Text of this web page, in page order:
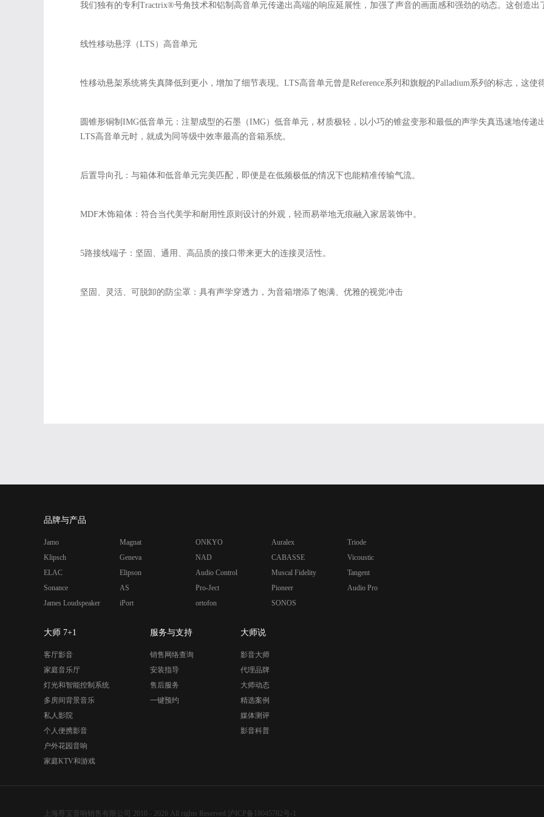
我们独有的专利Tractrix®号角技术和铝制高音单元传递出高端的响应延展性，加强了声音的画面感和强劲的动态。这创造出
线性移动悬浮（LTS）高音单元
性移动悬架系统将失真降低到更小，增加了细节表现。LTS高音单元曾是Reference系列和旗舰的Palladium系列的标志，这使
圆锥形铜制IMG低音单元： 注塑成型的石墨（IMG）低音单元，材质极轻，以小巧的锥盆变形和最低的声学失真迅速地传递
LTS高音单元时，就成为同等级中效率最高的音箱系统。
后置导向孔： 与箱体和低音单元完美匹配，即便是在低频极低的情况下也能精准传输气流。
MDF木饰箱体： 符合当代美学和耐用性原则设计的外观，轻而易举地无痕融入家居装饰中。
5路接线端子： 坚固、通用、高品质的接口带来更大的连接灵活性。
坚固、灵活、可脱卸的防尘罩： 具有声学穿透力，为音箱增添了饱满、优雅的视觉冲击
品牌与产品
Jamo
Klipsch
ELAC
Sonance
James Loudspeaker
Magnat
Geneva
Elipson
AS
iPort
ONKYO
NAD
Audio Control
Pro-Ject
ortofon
Auralex
CABASSE
Muscal Fidelity
Pioneer
SONOS
Triode
Vicoustic
Tangent
Audio Pro
大师 7+1
客厅影音
家庭音乐厅
灯光和智能控制系统
多房间背景音乐
私人影院
个人便携影音
户外花园音响
家庭KTV和游戏
服务与支持
销售网络查询
安装指导
售后服务
一键预约
大师说
影音大师
代理品牌
大师动态
精选案例
媒体测评
影音科普
上海尊宝音响销售有限公司 2010 - 2026 All rights Reserved 沪ICP备18045782号-1